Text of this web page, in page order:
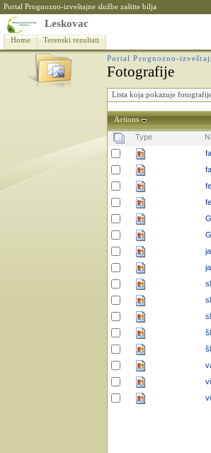
Portal Prognozno-izveštajne službe zaštite bilja
Leskovac
Home Terenski rezultati
Portal Prognozno-
Fotografije
Lista koja pokazuje
Actions
Type